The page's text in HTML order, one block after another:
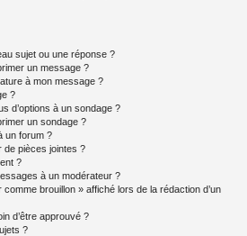
sujet ou une réponse ?
un message ?
à mon message ?
?
d’options à un sondage ?
un sondage ?
un forum ?
de pièces jointes ?
?
à un modérateur ?
brouillon » affiché lors de la rédaction d’un
d’être approuvé ?
?